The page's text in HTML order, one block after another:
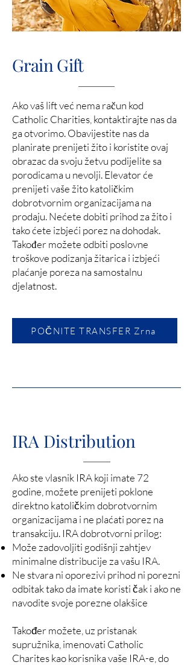
Grain Gift
Ako vaš lift već nema račun kod
Catholic Charities, kontaktirajte nas da
ga otvorimo. Obavijestite nas da
planirate prenijeti žito i koristite ovaj
obrazac da svoju žetvu podijelite sa
porodicama u nevolji. Elevator će
prenijeti vaše žito katoličkim
dobrotvornim organizacijama na
prodaju. Nećete dobiti prihod za žito i
tako ćete izbjeći porez na dohodak.
Također možete odbiti poslovne
troškove podizanja žitarica i izbjeći
plaćanje poreza na samostalnu
djelatnost.
POČNITE TRANSFER Zrna
IRA Distribution
Ako ste vlasnik IRA koji imate 72
godine, možete prenijeti poklone
direktno katoličkim dobrotvornim
organizacijama i ne plaćati porez na
transakciju. IRA dobrotvorni prilog:
Može zadovoljiti godišnji zahtjev
minimalne distribucije za vašu IRA.
Ne stvara ni oporezivi prihod ni porezni
odbitak tako da imate koristi čak i ako ne
navodite svoje porezne olakšice
Također možete, uz pristanak
supružnika, imenovati Catholic
Charites kao korisnika vaše IRA-e, do